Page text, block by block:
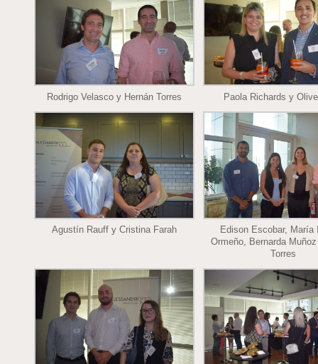
Rodrigo Velasco y Hernán Torres Paola Richards y
Agustín Rauff y Cristina Farah
Edison Escobar, María
Ormeño, Bernarda
Torres